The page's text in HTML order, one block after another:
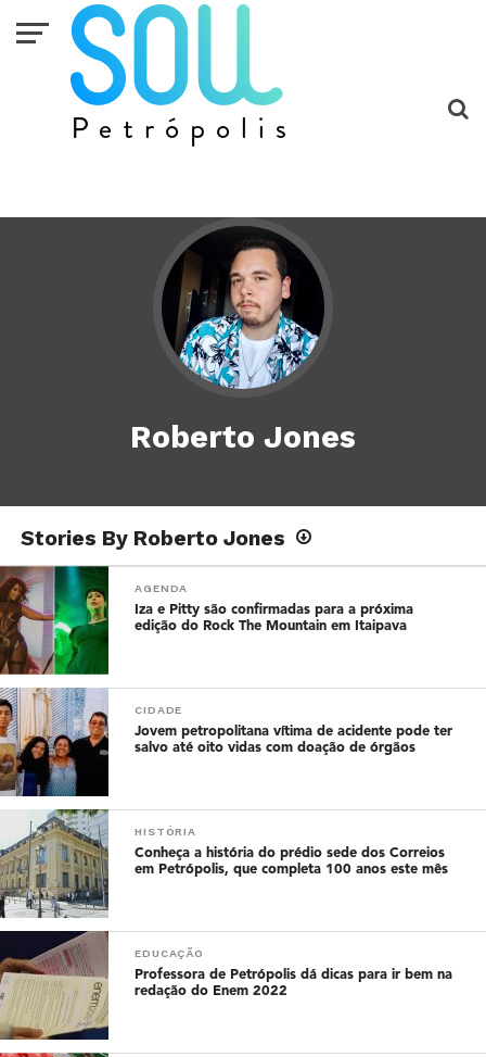
Roberto Jones
Stories By Roberto Jones
AGENDA
Iza e Pitty são confirmadas para a próxima
edição do Rock The Mountain em Itaipava
CIDADE
Jovem petropolitana vítima de acidente pode ter
salvo até oito vidas com doação de órgãos
HISTÓRIA
Conheça a história do prédio sede dos Correios
em Petrópolis, que completa 100 anos este mês
EDUCAÇÃO
Professora de Petrópolis dá dicas para ir bem na
redação do Enem 2022